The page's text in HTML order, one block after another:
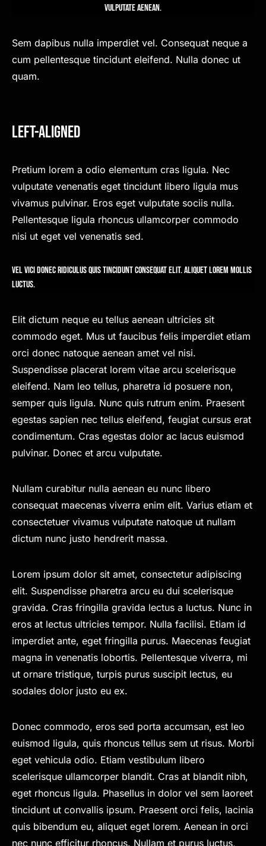
vulputate aenean.
Sem dapibus nulla imperdiet vel. Consequat neque a
cum pellentesque tincidunt eleifend. Nulla donec ut
quam.
Left-Aligned
Pretium lorem a odio elementum cras ligula. Nec
vulputate venenatis eget tincidunt libero ligula mus
vivamus pulvinar. Eros eget vulputate sociis nulla.
Pellentesque ligula rhoncus ullamcorper commodo
nisi ut eget vel venenatis sed.
Vel vici donec ridiculus quis tincidunt consequat elit. Aliquet lorem mollis
luctus.
Elit dictum neque eu tellus aenean ultricies sit
commodo eget. Mus ut faucibus felis imperdiet etiam
orci donec natoque aenean amet vel nisi.
Suspendisse placerat lorem vitae arcu scelerisque
eleifend. Nam leo tellus, pharetra id posuere non,
semper quis ligula. Nunc quis rutrum enim. Praesent
egestas sapien nec tellus eleifend, feugiat cursus erat
condimentum. Cras egestas dolor ac lacus euismod
pulvinar. Donec et arcu vulputate.
Nullam curabitur nulla aenean eu nunc libero
consequat maecenas viverra enim elit. Varius etiam et
consectetuer vivamus vulputate natoque ut nullam
dictum nunc justo hendrerit massa.
Lorem ipsum dolor sit amet, consectetur adipiscing
elit. Suspendisse pharetra arcu eu dui scelerisque
gravida. Cras fringilla gravida lectus a luctus. Nunc in
eros at lectus ultricies tempor. Nulla facilisi. Etiam id
imperdiet ante, eget fringilla purus. Maecenas feugiat
magna in venenatis lobortis. Pellentesque viverra, mi
ut ornare tristique, turpis purus suscipit lectus, eu
sodales dolor justo eu ex.
Donec commodo, eros sed porta accumsan, est leo
euismod ligula, quis rhoncus tellus sem ut risus. Morbi
eget vehicula odio. Etiam vestibulum libero
scelerisque ullamcorper blandit. Cras at blandit nibh,
eget rhoncus ligula. Phasellus in dolor vel sem laoreet
tincidunt ut convallis ipsum. Praesent orci felis, lacinia
quis bibendum eu, aliquet eget lorem. Aenean in orci
nec nunc efficitur rhoncus. Nullam et purus luctus,